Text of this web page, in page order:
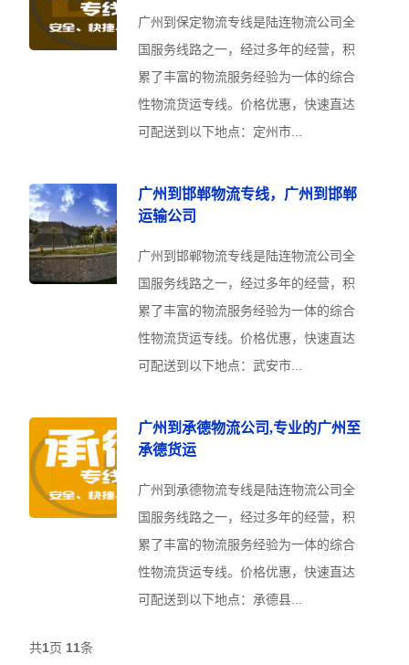
广州到保定物流专线是陆连物流公司全
国服务线路之一，经过多年的经营，积
累了丰富的物流服务经验为一体的综合
性物流货运专线。价格优惠，快速直达
可配送到以下地点：定州市...
广州到邯郸物流专线，广州到邯郸
运输公司
广州到邯郸物流专线是陆连物流公司全
国服务线路之一，经过多年的经营，积
累了丰富的物流服务经验为一体的综合
性物流货运专线。价格优惠，快速直达
可配送到以下地点：武安市...
广州到承德物流公司,专业的广州至
承德货运
广州到承德物流专线是陆连物流公司全
国服务线路之一，经过多年的经营，积
累了丰富的物流服务经验为一体的综合
性物流货运专线。价格优惠，快速直达
可配送到以下地点：承德县...
共1页 11条